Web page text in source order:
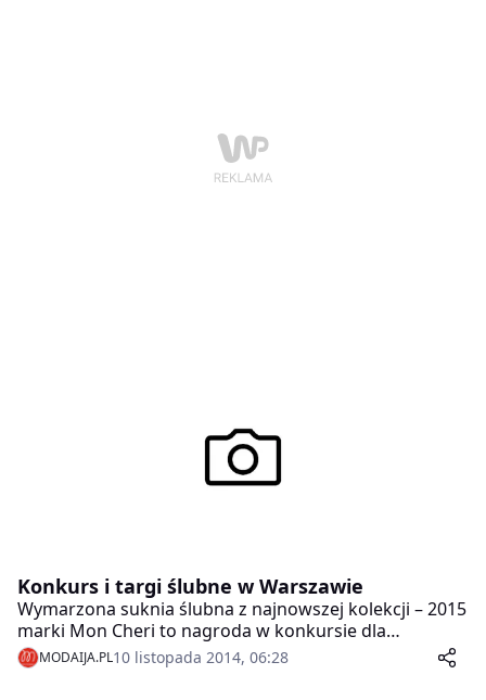
Konkurs i targi ślubne w Warszawie
Wymarzona suknia ślubna z najnowszej kolekcji – 2015
marki Mon Cheri to nagroda w konkursie dla
przyszłych panien młodych zorganizowanym przez
sieć salonów La Mariee. Rozstrzygnięcie zabawy
MODAIJA.PL10 listopada 2014, 06:28